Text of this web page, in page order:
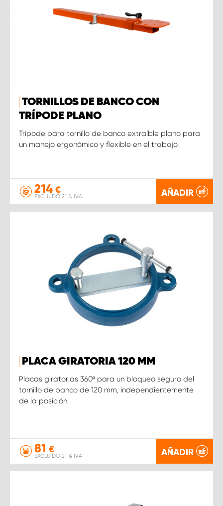
TORNILLOS DE BANCO CON
TRÍPODE PLANO
Trípode para tornillo de banco extraíble plano para
un manejo ergonómico y flexible en el trabajo.
214 €
EXCLUIDO 21 % IVA AÑADIR
PLACA GIRATORIA 120 MM
Placas giratorias 360º para un bloqueo seguro del
tornillo de banco de 120 mm, independientemente
de la posición.
81 €
EXCLUIDO 21 % IVA AÑADIR